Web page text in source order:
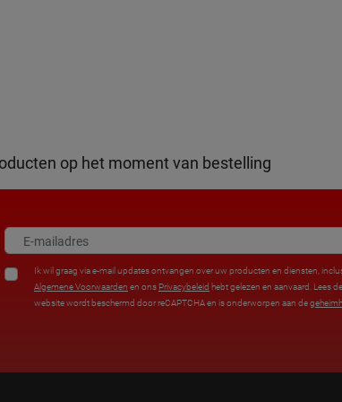
op het moment van bestelling
Ik wil graag via e-mail updates ontvangen over uw producten en diensten,
Algemene Voorwaarden en ons Privacybeleid hebt gelezen en aanvaard. Lees
website wordt beschermd door reCAPTCHA en is onderworpen aan de